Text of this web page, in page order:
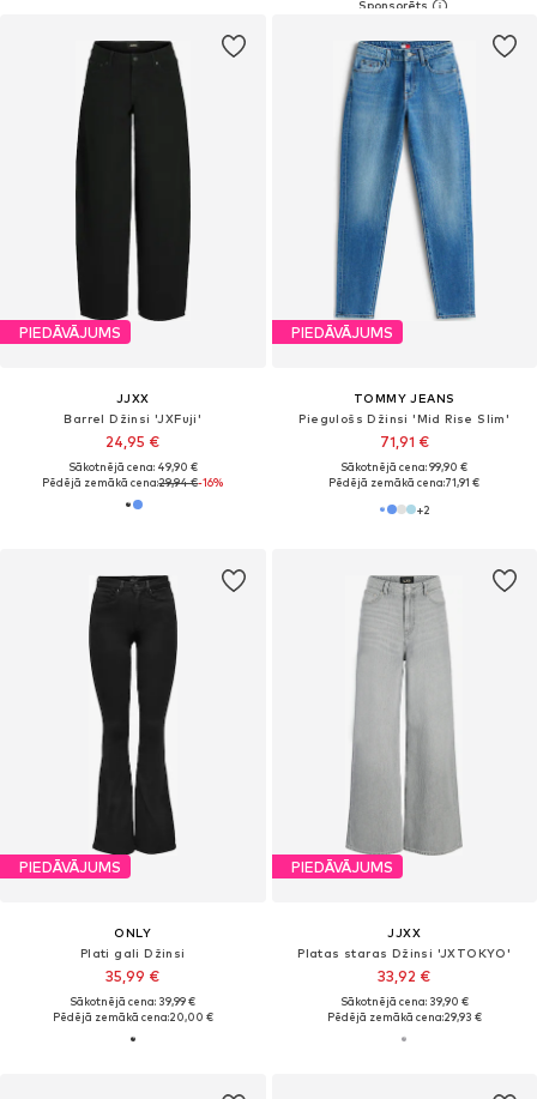
PIEDĀVĀJUMS
JJXX
Barrel Džinsi 'JXFuji'
24,95 €
Sākotnējā cena: 49,90 €
Pēdējā zemākā cena:29,94 €-16%
PIEDĀVĀJUMS
TOMMY JEANS
Piegulošs Džinsi 'Mid Rise Slim'
71,91 €
Sākotnējā cena: 99,90 €
Pēdējā zemākā cena:71,91 €
+2
PIEDĀVĀJUMS
ONLY
Plati gali Džinsi
35,99 €
Sākotnējā cena: 39,99 €
Pēdējā zemākā cena:20,00 €
PIEDĀVĀJUMS
JJXX
Platas staras Džinsi 'JXTOKYO'
33,92 €
Sākotnējā cena: 39,90 €
Pēdējā zemākā cena:29,93 €